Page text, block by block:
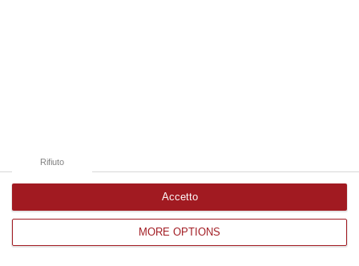
MORE OPTIONS
Rifiuto
Accetto
Corriere delle Calabria è una testata giornalistica di News&Com S.r.l